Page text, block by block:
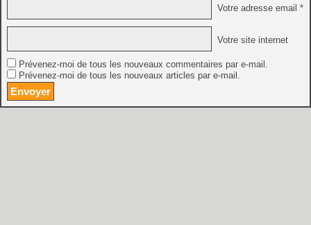
Votre adresse email *
Votre site internet
Prévenez-moi de tous les nouveaux commentaires par e-mail.
Prévenez-moi de tous les nouveaux articles par e-mail.